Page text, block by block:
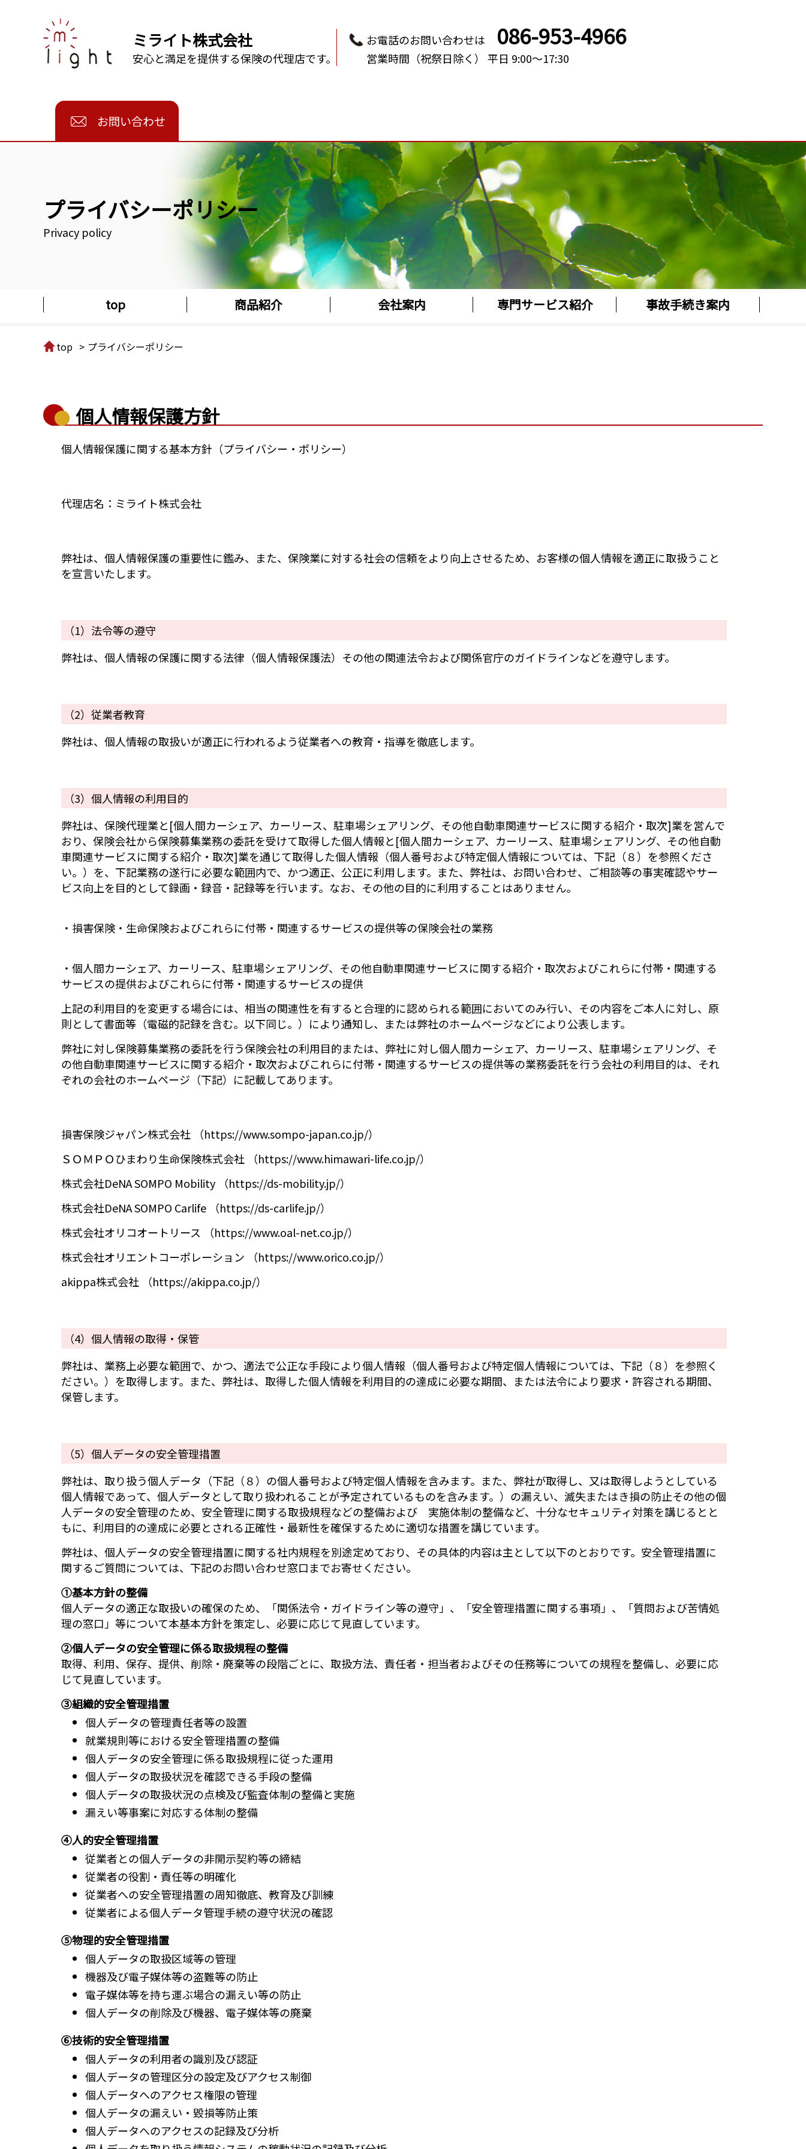
ミライト株式会社
安心と満足を提供する保険の代理店です。
お電話のお問い合わせは 086-953-4966
営業時間（祝祭日除く） 平日 9:00～17:30
お問い合わせ
プライバシーポリシー
Privacy policy
top 商品紹介 会社案内 専門サービス紹介 事故手続き案内
top プライバシーポリシー
個人情報保護方針
個人情報保護に関する基本方針（プライバシー・ポリシー）
代理店名：ミライト株式会社
弊社は、個人情報保護の重要性に鑑み、また、保険業に対する社会の信頼をより向上させるため、お客様の個人情報を適正に取扱うこと
を宣言いたします。
（1）法令等の遵守
弊社は、個人情報の保護に関する法律（個人情報保護法）その他の関連法令および関係官庁のガイドラインなどを遵守します。
（2）従業者教育
弊社は、個人情報の取扱いが適正に行われるよう従業者への教育・指導を徹底します。
（3）個人情報の利用目的
弊社は、保険代理業と[個人間カーシェア、カーリース、駐車場シェアリング、その他自動車関連サービスに関する紹介・取次]業を営んで
おり、保険会社から保険募集業務の委託を受けて取得した個人情報と[個人間カーシェア、カーリース、駐車場シェアリング、その他自動
車関連サービスに関する紹介・取次]業を通じて取得した個人情報（個人番号および特定個人情報については、下記（８）を参照くださ
い。）を、下記業務の遂行に必要な範囲内で、かつ適正、公正に利用します。また、弊社は、お問い合わせ、ご相談等の事実確認やサー
ビス向上を目的として録画・録音・記録等を行います。なお、その他の目的に利用することはありません。
・損害保険・生命保険およびこれらに付帯・関連するサービスの提供等の保険会社の業務
・個人間カーシェア、カーリース、駐車場シェアリング、その他自動車関連サービスに関する紹介・取次およびこれらに付帯・関連する
サービスの提供およびこれらに付帯・関連するサービスの提供
上記の利用目的を変更する場合には、相当の関連性を有すると合理的に認められる範囲においてのみ行い、その内容をご本人に対し、原
則として書面等（電磁的記録を含む。以下同じ。）により通知し、または弊社のホームページなどにより公表します。
弊社に対し保険募集業務の委託を行う保険会社の利用目的または、弊社に対し個人間カーシェア、カーリース、駐車場シェアリング、そ
の他自動車関連サービスに関する紹介・取次およびこれらに付帯・関連するサービスの提供等の業務委託を行う会社の利用目的は、それ
ぞれの会社のホームページ（下記）に記載してあります。
損害保険ジャパン株式会社 （https://www.sompo-japan.co.jp/）
ＳＯＭＰＯひまわり生命保険株式会社 （https://www.himawari-life.co.jp/）
株式会社DeNA SOMPO Mobility （https://ds-mobility.jp/）
株式会社DeNA SOMPO Carlife （https://ds-carlife.jp/）
株式会社オリコオートリース （https://www.oal-net.co.jp/）
株式会社オリエントコーポレーション （https://www.orico.co.jp/）
akippa株式会社 （https://akippa.co.jp/）
（4）個人情報の取得・保管
弊社は、業務上必要な範囲で、かつ、適法で公正な手段により個人情報（個人番号および特定個人情報については、下記（８）を参照く
ださい。）を取得します。また、弊社は、取得した個人情報を利用目的の達成に必要な期間、または法令により要求・許容される期間、
保管します。
（5）個人データの安全管理措置
弊社は、取り扱う個人データ（下記（８）の個人番号および特定個人情報を含みます。また、弊社が取得し、又は取得しようとしている
個人情報であって、個人データとして取り扱われることが予定されているものを含みます。）の漏えい、滅失またはき損の防止その他の個
人データの安全管理のため、安全管理に関する取扱規程などの整備および 実施体制の整備など、十分なセキュリティ対策を講じるとと
もに、利用目的の達成に必要とされる正確性・最新性を確保するために適切な措置を講じています。
弊社は、個人データの安全管理措置に関する社内規程を別途定めており、その具体的内容は主として以下のとおりです。安全管理措置に
関するご質問については、下記のお問い合わせ窓口までお寄せください。
①基本方針の整備
個人データの適正な取扱いの確保のため、「関係法令・ガイドライン等の遵守」、「安全管理措置に関する事項」、「質問および苦情処
理の窓口」等について本基本方針を策定し、必要に応じて見直しています。
②個人データの安全管理に係る取扱規程の整備
取得、利用、保存、提供、削除・廃棄等の段階ごとに、取扱方法、責任者・担当者およびその任務等についての規程を整備し、必要に応
じて見直しています。
③組織的安全管理措置
個人データの管理責任者等の設置
就業規則等における安全管理措置の整備
個人データの安全管理に係る取扱規程に従った運用
個人データの取扱状況を確認できる手段の整備
個人データの取扱状況の点検及び監査体制の整備と実施
漏えい等事案に対応する体制の整備
④人的安全管理措置
従業者との個人データの非開示契約等の締結
従業者の役割・責任等の明確化
従業者への安全管理措置の周知徹底、教育及び訓練
従業者による個人データ管理手続の遵守状況の確認
⑤物理的安全管理措置
個人データの取扱区域等の管理
機器及び電子媒体等の盗難等の防止
電子媒体等を持ち運ぶ場合の漏えい等の防止
個人データの削除及び機器、電子媒体等の廃棄
⑥技術的安全管理措置
個人データの利用者の識別及び認証
個人データの管理区分の設定及びアクセス制御
個人データへのアクセス権限の管理
個人データの漏えい・毀損等防止策
個人データへのアクセスの記録及び分析